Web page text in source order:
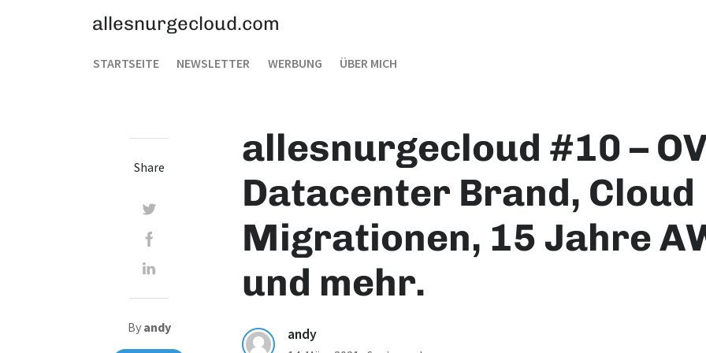
allesnurgecloud.com
STARTSEITE NEWSLETTER WERBUNG ÜBER MICH
allesnurgecloud #10 –
Datacenter Brand, Cloud
Migrationen, 15 Jahre
und mehr.
andy
Share
By andy